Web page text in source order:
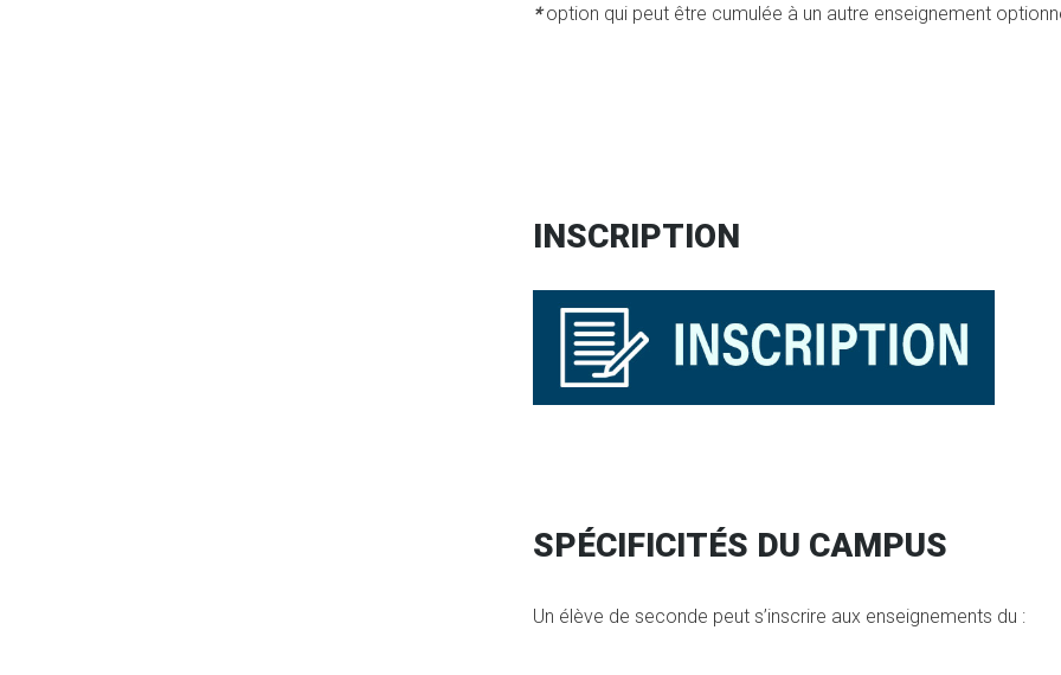
* option qui peut être cumulée à un autre enseignement
INSCRIPTION
SPÉCIFICITÉS DU CAMPUS
Un élève de seconde peut s’inscrire aux enseignements du :